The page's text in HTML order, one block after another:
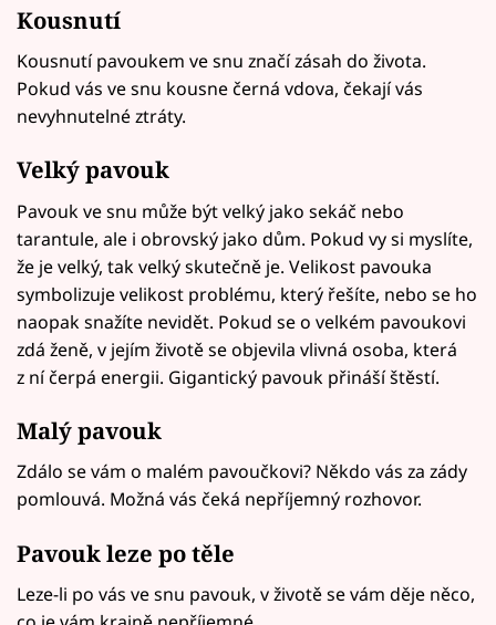
Kousnutí
Kousnutí pavoukem ve snu značí zásah do života.
Pokud vás ve snu kousne černá vdova, čekají vás
nevyhnutelné ztráty.
Velký pavouk
Pavouk ve snu může být velký jako sekáč nebo
tarantule, ale i obrovský jako dům. Pokud vy si myslíte,
že je velký, tak velký skutečně je. Velikost pavouka
symbolizuje velikost problému, který řešíte, nebo se ho
naopak snažíte nevidět. Pokud se o velkém pavoukovi
zdá ženě, v jejím životě se objevila vlivná osoba, která
z ní čerpá energii. Gigantický pavouk přináší štěstí.
Malý pavouk
Zdálo se vám o malém pavoučkovi? Někdo vás za zády
pomlouvá. Možná vás čeká nepříjemný rozhovor.
Pavouk leze po těle
Leze-li po vás ve snu pavouk, v životě se vám děje něco,